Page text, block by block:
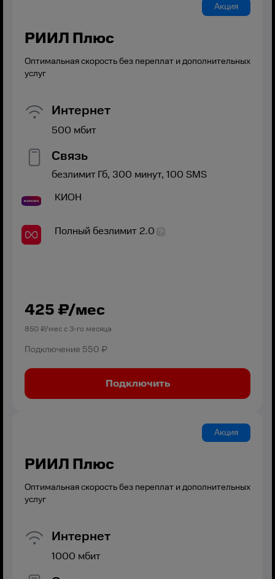
Акция
РИИЛ Плюс
Оптимальная скорость без переплат и дополнительных
услуг
Интернет
500 мбит
Связь
безлимитГб, 300 минут, 100 SMS
КИОН
Полный безлимит 2.0
425 ₽/мес
850₽/мес с 3-го месяца
Подключение 550 ₽
Подключить
Акция
РИИЛ Плюс
Оптимальная скорость без переплат и дополнительных
услуг
Интернет
1000 мбит